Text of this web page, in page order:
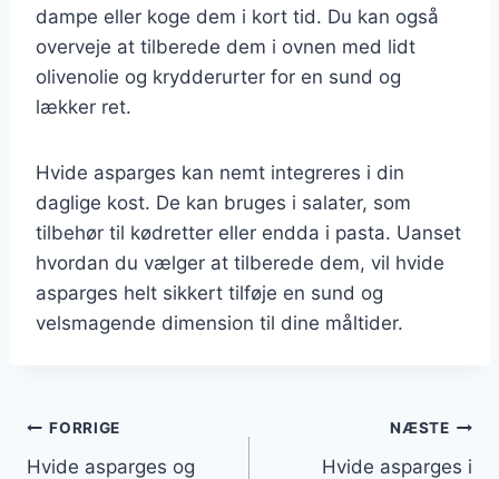
dampe eller koge dem i kort tid. Du kan også
overveje at tilberede dem i ovnen med lidt
olivenolie og krydderurter for en sund og
lækker ret.
Hvide asparges kan nemt integreres i din
daglige kost. De kan bruges i salater, som
tilbehør til kødretter eller endda i pasta. Uanset
hvordan du vælger at tilberede dem, vil hvide
asparges helt sikkert tilføje en sund og
velsmagende dimension til dine måltider.
Indlægsnavigation
FORRIGE
Hvide asparges og
NÆSTE
Hvide asparges i